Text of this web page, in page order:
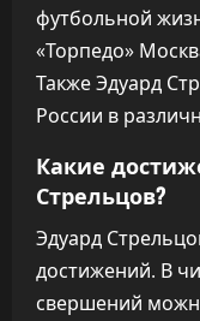
футбольной
«Торпедо»
Также Эдуард
России в
Какие
Стрельцов?
Эдуард
достижений. В
свершений